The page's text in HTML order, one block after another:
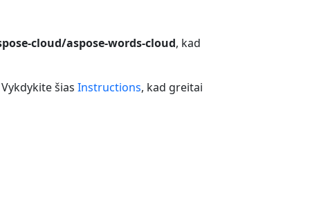
cloud/aspose-words-cloud, kad
šias Instructions, kad greitai